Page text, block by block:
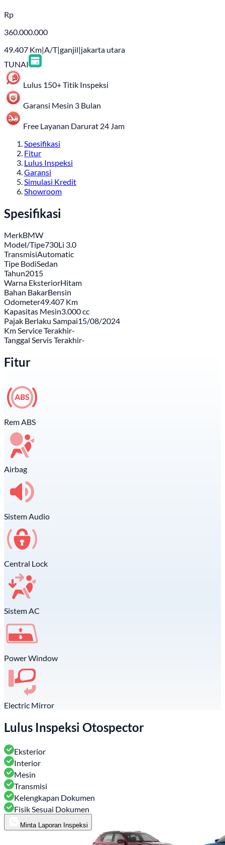
Rp
360.000.000
49.407 Km|A/T|ganjil|jakarta utara
TUNAI
Lulus 150+ Titik Inspeksi
Garansi Mesin 3 Bulan
Free Layanan Darurat 24 Jam
Spesifikasi
Fitur
Lulus Inspeksi
Garansi
Simulasi Kredit
Showroom
Spesifikasi
MerkBMW
Model/Tipe730Li 3.0
TransmisiAutomatic
Tipe BodiSedan
Tahun2015
Warna EksteriorHitam
Bahan BakarBensin
Odometer49.407 Km
Kapasitas Mesin3.000 cc
Pajak Berlaku Sampai15/08/2024
Km Service Terakhir-
Tanggal Servis Terakhir-
Fitur
Rem ABS
Airbag
Sistem Audio
Central Lock
Sistem AC
Power Window
Electric Mirror
Lulus Inspeksi Otospector
Eksterior
Interior
Mesin
Transmisi
Kelengkapan Dokumen
Fisik Sesuai Dokumen
Minta Laporan Inspeksi